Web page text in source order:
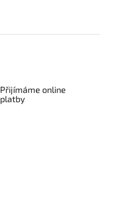
Přijímáme online
platby